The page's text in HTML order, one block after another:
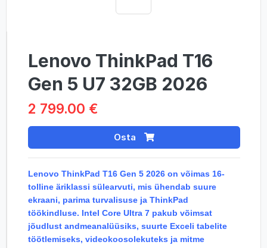
Lenovo ThinkPad T16
Gen 5 U7 32GB 2026
2 799.00 €
Osta
Lenovo ThinkPad T16 Gen 5 2026 on võimas 16-
tolline äriklassi sülearvuti, mis ühendab suure
ekraani, parima turvalisuse ja ThinkPad
töökindluse. Intel Core Ultra 7 pakub võimsat
jõudlust andmeanalüüsiks, suurte Exceli tabelite
töötlemiseks, videokoosolekuteks ja mitme